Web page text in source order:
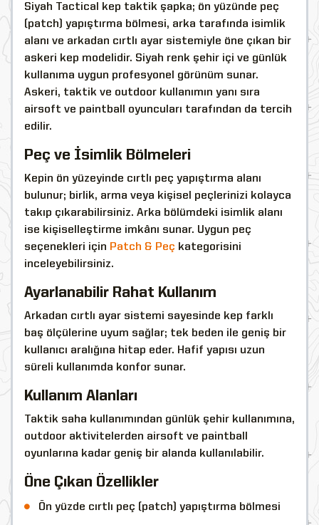
Siyah Tactical kep taktik şapka; ön yüzünde peç
(patch) yapıştırma bölmesi, arka tarafında isimlik
alanı ve arkadan cırtlı ayar sistemiyle öne çıkan bir
askeri kep modelidir. Siyah renk şehir içi ve günlük
kullanıma uygun profesyonel görünüm sunar.
Askeri, taktik ve outdoor kullanımın yanı sıra
airsoft ve paintball oyuncuları tarafından da tercih
edilir.
Peç ve İsimlik Bölmeleri
Kepin ön yüzeyinde cırtlı peç yapıştırma alanı
bulunur; birlik, arma veya kişisel peçlerinizi kolayca
takıp çıkarabilirsiniz. Arka bölümdeki isimlik alanı
ise kişiselleştirme imkânı sunar. Uygun peç
seçenekleri için Patch & Peç kategorisini
inceleyebilirsiniz.
Ayarlanabilir Rahat Kullanım
Arkadan cırtlı ayar sistemi sayesinde kep farklı
baş ölçülerine uyum sağlar; tek beden ile geniş bir
kullanıcı aralığına hitap eder. Hafif yapısı uzun
süreli kullanımda konfor sunar.
Kullanım Alanları
Taktik saha kullanımından günlük şehir kullanımına,
outdoor aktivitelerden airsoft ve paintball
oyunlarına kadar geniş bir alanda kullanılabilir.
Öne Çıkan Özellikler
Ön yüzde cırtlı peç (patch) yapıştırma bölmesi